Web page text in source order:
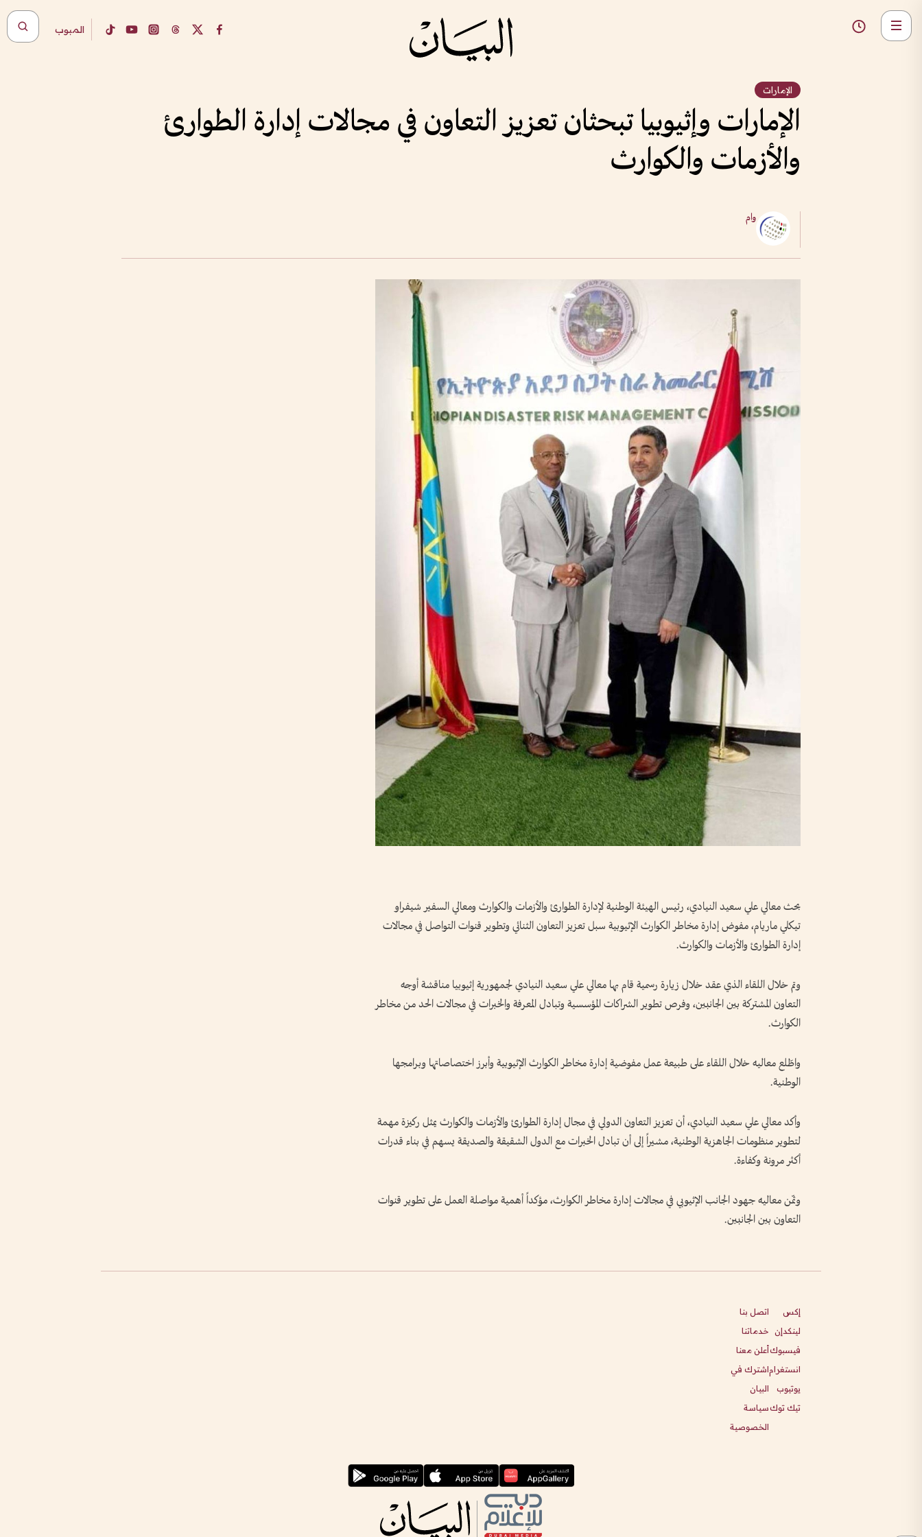
المبوب
الإمارات
الإمارات وإثيوبيا تبحثان تعزيز التعاون في مجالات إدارة الطوارئ
والأزمات والكوارث
وام
بحث معالي علي سعيد النيادي، رئيس الهيئة الوطنية لإدارة الطوارئ والأزمات والكوارث ومعالي السفير شيفراو
تيكلي ماريام، مفوض إدارة مخاطر الكوارث الإثيوبية سبل تعزيز التعاون الثنائي وتطوير قنوات التواصل في مجالات
إدارة الطوارئ والأزمات والكوارث.
وتم خلال اللقاء الذي عقد خلال زيارة رسمية قام بها معالي علي سعيد النيادي لجمهورية إثيوبيا مناقشة أوجه
التعاون المشتركة بين الجانبين، وفرص تطوير الشراكات المؤسسية وتبادل المعرفة والخبرات في مجالات الحد من مخاطر
الكوارث.
واطّلع معاليه خلال اللقاء على طبيعة عمل مفوضية إدارة مخاطر الكوارث الإثيوبية وأبرز اختصاصاتها وبرامجها
الوطنية.
وأكد معالي علي سعيد النيادي، أن تعزيز التعاون الدولي في مجال إدارة الطوارئ والأزمات والكوارث يمثل ركيزة مهمة
لتطوير منظومات الجاهزية الوطنية، مشيراً إلى أن تبادل الخبرات مع الدول الشقيقة والصديقة يسهم في بناء قدرات
أكثر مرونة وكفاءة.
وثمّن معاليه جهود الجانب الإثيوبي في مجالات إدارة مخاطر الكوارث، مؤكداً أهمية مواصلة العمل على تطوير قنوات
التعاون بين الجانبين.
إكس
لينكدإن
فيسبوك
انستغرام
يوتيوب
تيك توك
اتصل بنا
خدماتنا
أعلن معنا
اشترك في
البيان
سياسة
الخصوصية